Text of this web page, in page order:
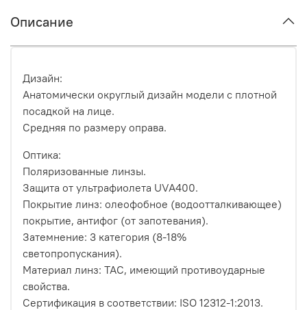
Описание
Дизайн:
Анатомически округлый дизайн модели с плотной
посадкой на лице.
Средняя по размеру оправа.
Оптика:
Поляризованные линзы.
Защита от ультрафиолета UVA400.
Покрытие линз: олеофобное (водоотталкивающее)
покрытие, антифог (от запотевания).
Затемнение: 3 категория (8-18%
светопропускания).
Материал линз: TAC, имеющий противоударные
свойства.
Сертификация в соответствии: ISO 12312-1:2013.